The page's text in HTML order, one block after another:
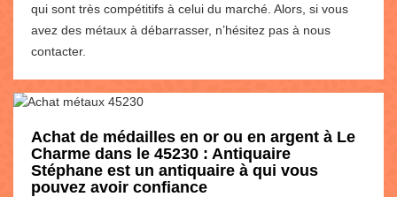
qui sont très compétitifs à celui du marché. Alors, si vous
avez des métaux à débarrasser, n’hésitez pas à nous
contacter.
Achat de médailles en or ou en argent à Le
Charme dans le 45230 : Antiquaire
Stéphane est un antiquaire à qui vous
pouvez avoir confiance